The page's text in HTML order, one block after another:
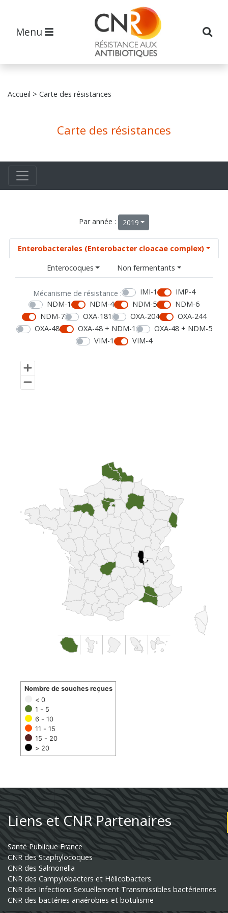
Menu
Accueil > Carte des résistances
Carte des résistances
Par année : 2019
Enterobacterales (Enterobacter cloacae complex)
Enterocoques
Non fermentants
Mécanisme de résistance : IMI-1
IMP-4
NDM-1
NDM-4 NDM-5
NDM-6
NDM-7
OXA-181 OXA-204
OXA-244
OXA-48
OXA-48 + NDM-1
OXA-48 + NDM-5
VIM-1
VIM-4
< 0
1 - 5
6 - 10
11 - 15
15 - 20
> 20
Nombre de souches reçues
Liens et CNR Partenaires
Santé Publique France
CNR des Staphylocoques
CNR des Salmonella
CNR des Campylobacters et Hélicobacters
CNR des Infections Sexuellement Transmissibles bactériennes
CNR des bactéries anaérobies et botulisme